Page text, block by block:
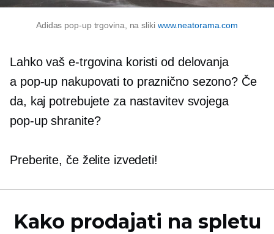
Adidas pop-uptrgovina, na sliki www.neatorama.com
Lahko vaše-trgovina koristi od delovanja
a pop-up nakupovati to praznično sezono? Če
da, kaj potrebujete za nastavitev svojega
pop-upshranite?
Preberite, če želite izvedeti!
Kako prodajati na spletu